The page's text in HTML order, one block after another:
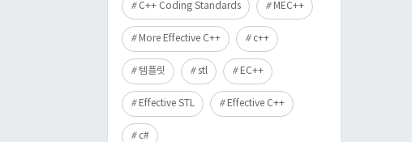
C++ Coding Standards MEC++
More Effective C++ c++
템플릿 stl EC++
Effective STL Effective C++
c#